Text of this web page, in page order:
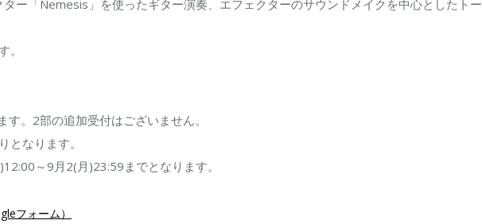
2
お
知
ら
は
ー「Nemesis」を使ったギター演奏、エフェクターのサウンドメイクを中心としたトー
。
す。2部の追加受付はございません。
となります。
～9月2(月)23:59までとなります。
フォーム）